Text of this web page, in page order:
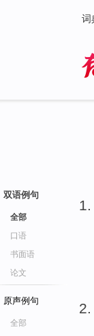
词
双语例句
全部
口语
书面语
论文
原声例句
全部